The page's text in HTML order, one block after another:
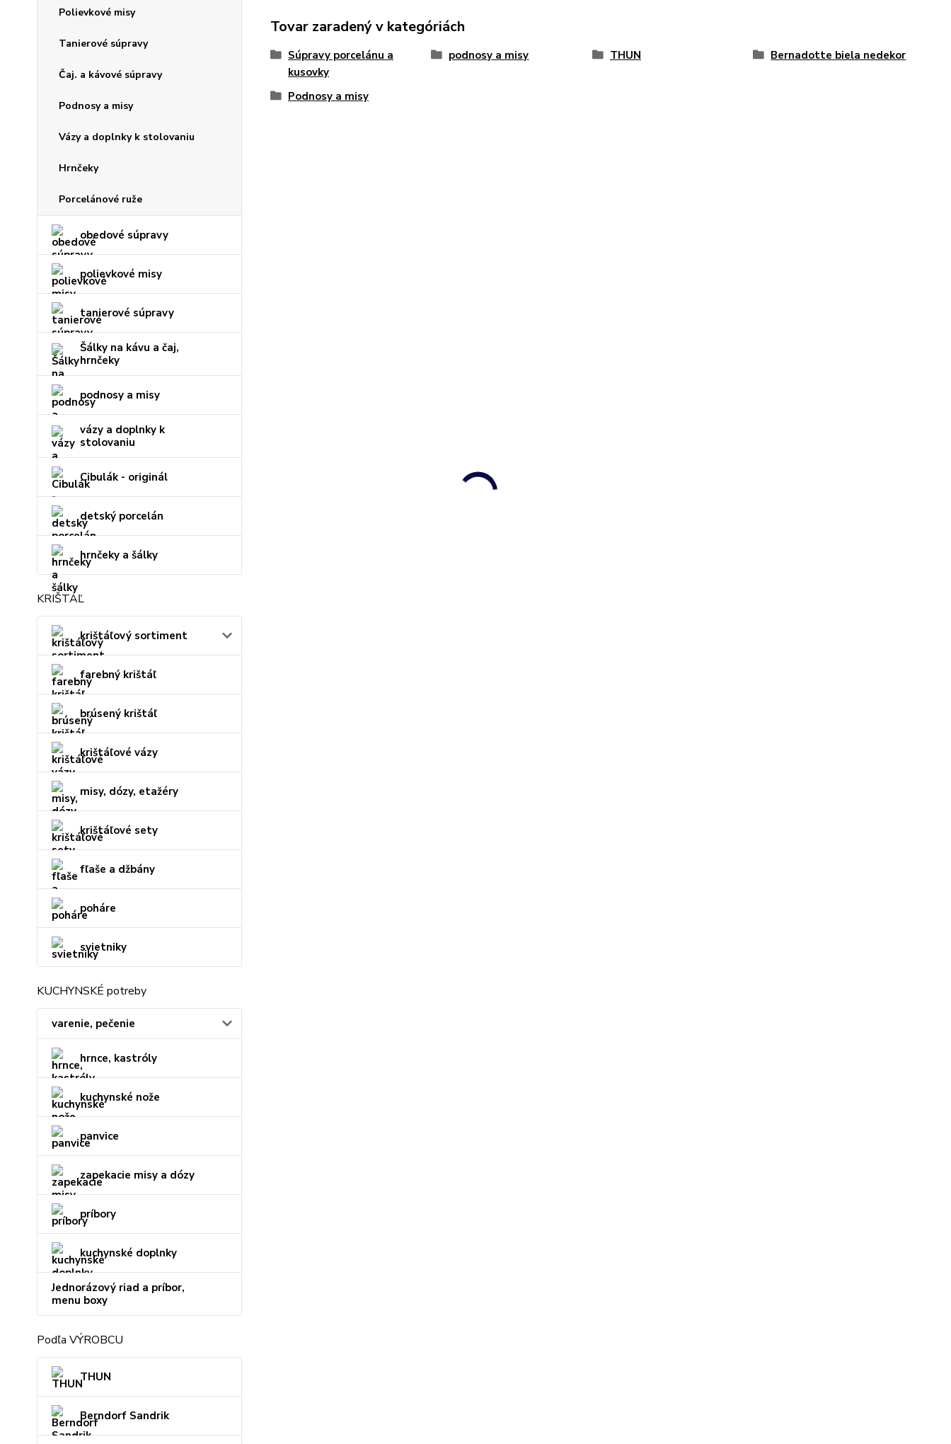
Polievkové misy
Tanierové súpravy
Čaj. a kávové súpravy
Podnosy a misy
Vázy a doplnky k stolovaniu
Hrnčeky
Porcelánové ruže
obedové súpravy
polievkové misy
tanierové súpravy
Šálky na kávu a čaj,
hrnčeky
podnosy a misy
vázy a doplnky k
stolovaniu
Cibulák - originál
detský porcelán
hrnčeky a šálky
KRIŠTÁĽ
krištáľový sortiment
farebný krištáľ
brúsený krištáľ
krištáľové vázy
misy, dózy, etažéry
krištáľové sety
fľaše a džbány
poháre
svietniky
KUCHYNSKÉ potreby
varenie, pečenie
hrnce, kastróly
kuchynské nože
panvice
zapekacie misy a dózy
príbory
kuchynské doplnky
Jednorázový riad a príbor,
menu boxy
Podľa VÝROBCU
THUN
Berndorf Sandrik
Tovar zaradený v kategóriách
Súpravy porcelánu a
kusovky
podnosy a misy THUN Bernadotte biela nedekor
Podnosy a misy